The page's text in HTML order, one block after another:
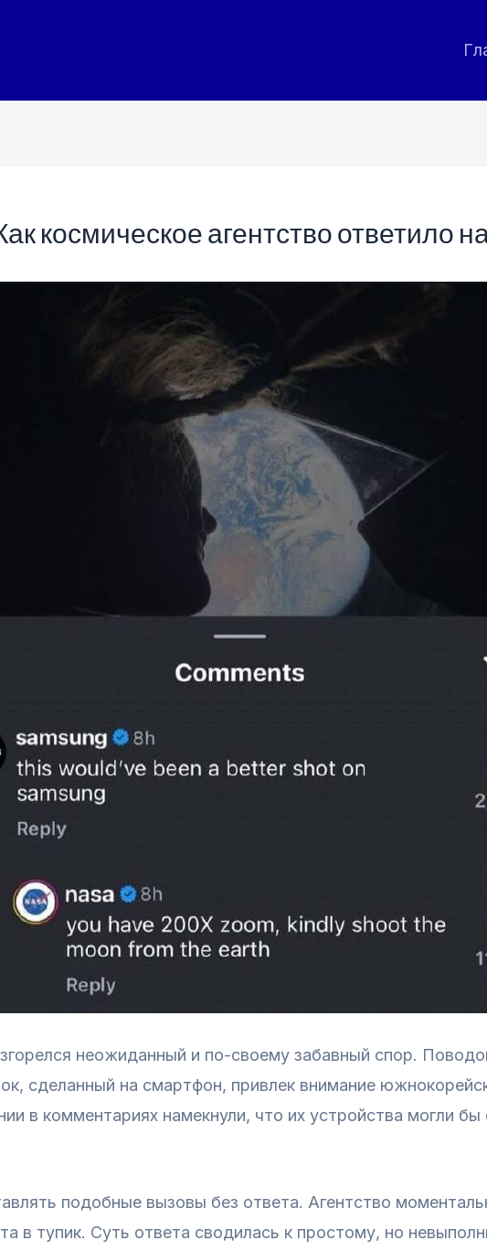
космическое агентство ответило
неожиданный и по-своему забавный спор.
сделанный на смартфон, привлек внимание
в комментариях намекнули, что их устройства могли
подобные вызовы без ответа. Агентство
в тупик. Суть ответа сводилась к простому, но